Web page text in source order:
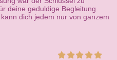
deine geduldige Begleitung
dich jedem nur von ganzem